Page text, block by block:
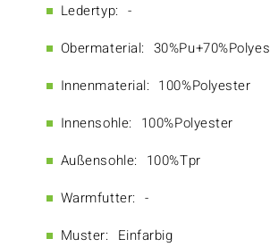
Ledertyp: -
Obermaterial:
Innenmaterial: 100%Polyester
Innensohle: 100%Polyester
Außensohle: 100%Tpr
Warmfutter: -
Muster: Einfarbig